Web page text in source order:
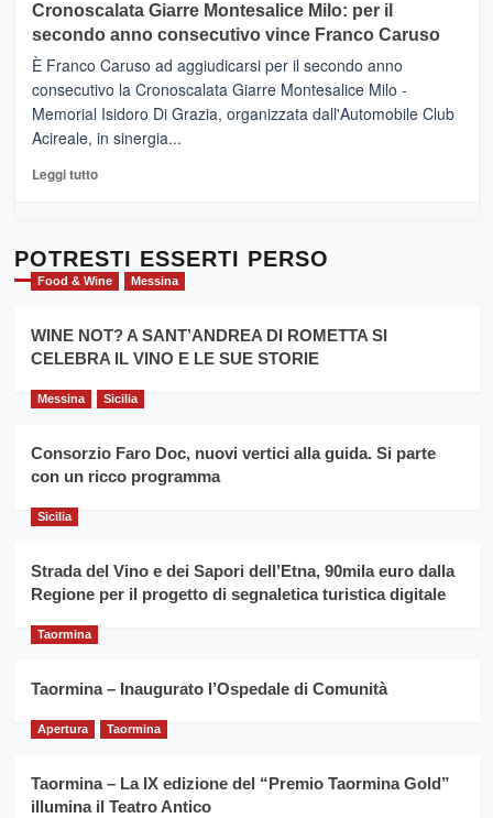
tra
sapori
vicoli
medievali
Mondello
(Palermo)
–
“E
adesso
Pasta
–
Sicilia
l’
evento
per
la
filiera
grano
Cronoscalata Giarre Montesalice Milo: per il
secondo anno consecutivo vince Franco Caruso
È Franco Caruso ad aggiudicarsi per il secondo anno
consecutivo la Cronoscalata Giarre Montesalice Milo -
Memorial Isidoro Di Grazia, organizzata dall'Automobile Club
Acireale, in sinergia...
Leggi tuttoLeggi
Cronoscalata
Giarre
Montesalice
per
il
anno
Franco
Caruso
POTRESTI ESSERTI PERSO
Food & Wine Messina
WINE NOT? A SANT’ANDREA DI ROMETTA SI
CELEBRA IL VINO E LE SUE STORIE
Messina Sicilia
Consorzio Faro Doc, nuovi vertici alla guida. Si parte
con un ricco programma
Sicilia
Strada del Vino e dei Sapori dell’Etna, 90mila euro dalla
Regione per il progetto di segnaletica turistica digitale
Taormina
Taormina – Inaugurato l’Ospedale di Comunità
Apertura Taormina
Taormina – La IX edizione del “Premio Taormina Gold”
illumina il Teatro Antico